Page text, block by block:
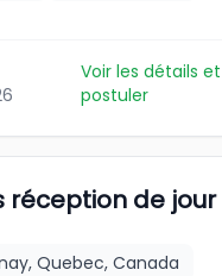
Voir les détails et
postuler
réception de jour
Quebec, Canada